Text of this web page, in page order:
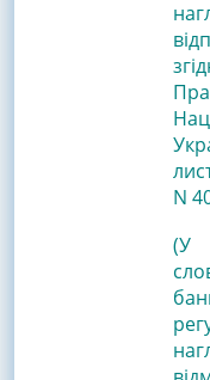
N
(У